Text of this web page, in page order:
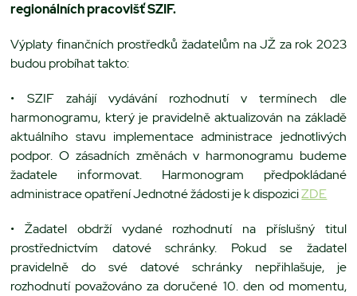
regionálních pracovišť SZIF.
Výplaty finančních prostředků žadatelům na JŽ za rok 2023
budou probíhat takto:
• SZIF zahájí vydávání rozhodnutí v termínech dle
harmonogramu, který je pravidelně aktualizován na základě
aktuálního stavu implementace administrace jednotlivých
podpor. O zásadních změnách v harmonogramu budeme
žadatele informovat. Harmonogram předpokládané
administrace opatření Jednotné žádosti je k dispoziciZDE
• Žadatel obdrží vydané rozhodnutí na příslušný titul
prostřednictvím datové schránky. Pokud se žadatel
pravidelně do své datové schránky nepřihlašuje, je
rozhodnutí považováno za doručené 10. den od momentu,